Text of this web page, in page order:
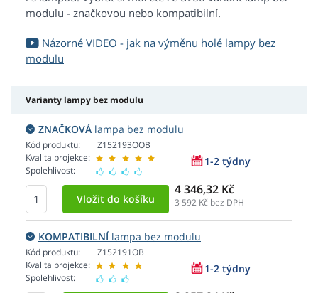
modulu - značkovou nebo kompatibilní.
Názorné VIDEO - jak na výměnu holé lampy bez
modulu
Varianty lampy bez modulu
ZNAČKOVÁ lampa bez modulu
Kód produktu:
Kvalita projekce:
Spolehlivost:
Z152193OOB
1-2 týdny
4 346,32 Kč
3 592 Kč bez DPH
KOMPATIBILNÍlampa bez modulu
Kód produktu:
Kvalita projekce:
Spolehlivost:
Z152191OB
1-2 týdny